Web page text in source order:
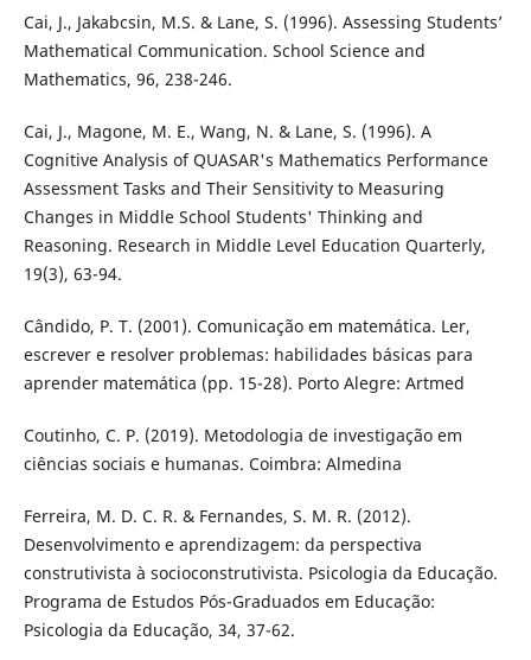
Cai, J., Jakabcsin, M.S. & Lane, S. (1996). Assessing Students’
Mathematical Communication. School Science and
Mathematics, 96, 238-246.
Cai, J., Magone, M. E., Wang, N. & Lane, S. (1996). A
Cognitive Analysis of QUASAR's Mathematics Performance
Assessment Tasks and Their Sensitivity to Measuring
Changes in Middle School Students' Thinking and
Reasoning. Research in Middle Level Education Quarterly,
19(3), 63-94.
Cândido, P. T. (2001). Comunicação em matemática. Ler,
escrever e resolver problemas: habilidades básicas para
aprender matemática (pp. 15-28). Porto Alegre: Artmed
Coutinho, C. P. (2019). Metodologia de investigação em
ciências sociais e humanas. Coimbra: Almedina
Ferreira, M. D. C. R. & Fernandes, S. M. R. (2012).
Desenvolvimento e aprendizagem: da perspectiva
construtivista à socioconstrutivista. Psicologia da Educação.
Programa de Estudos Pós-Graduados em Educação:
Psicologia da Educação, 34, 37-62.